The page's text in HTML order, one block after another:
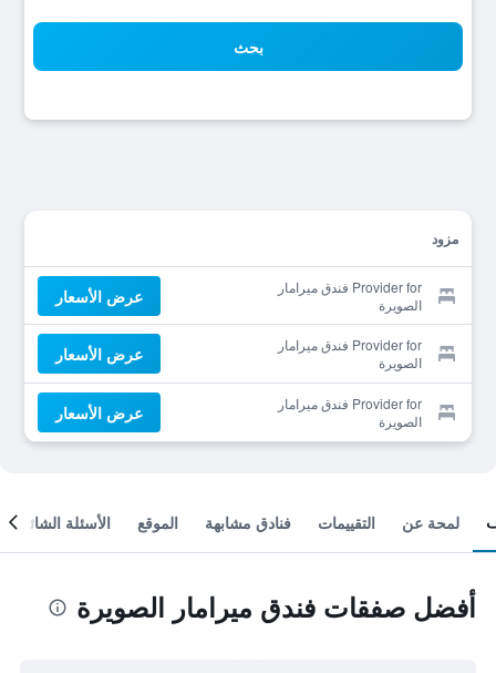
بحث
مزود
Provider for فندق ميرامار
الصويرة
عرض الأسعار
Provider for فندق ميرامار
الصويرة
عرض الأسعار
Provider for فندق ميرامار
الصويرة
عرض الأسعار
لمحة عن التقييمات فنادق مشابهة الموقع الأسئلة الشائعة
أفضل صفقات فندق ميرامار الصويرة